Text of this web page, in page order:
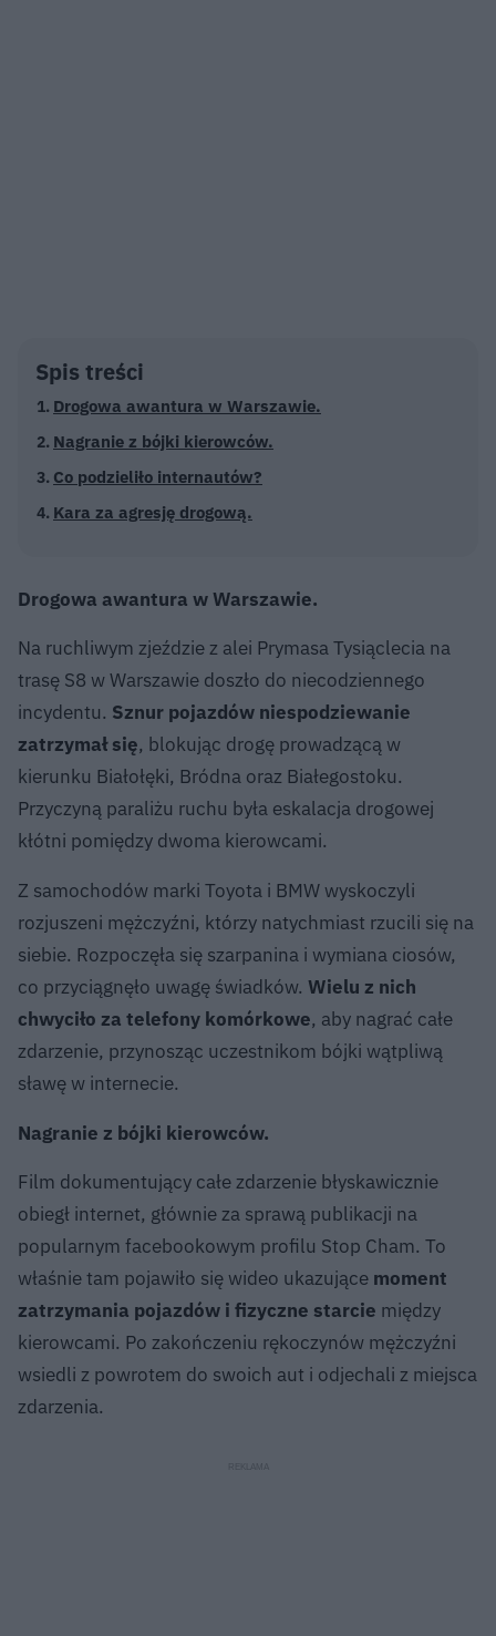
Spis treści
Drogowa awantura w Warszawie.
Nagranie z bójki kierowców.
Co podzieliło internautów?
Kara za agresję drogową.
Drogowa awantura w Warszawie.
Na ruchliwym zjeździe z alei Prymasa Tysiąclecia na
trasę S8 w Warszawie doszło do niecodziennego
incydentu. Sznur pojazdów niespodziewanie
zatrzymał się, blokując drogę prowadzącą w
kierunku Białołęki, Bródna oraz Białegostoku.
Przyczyną paraliżu ruchu była eskalacja drogowej
kłótni pomiędzy dwoma kierowcami.
Z samochodów marki Toyota i BMW wyskoczyli
rozjuszeni mężczyźni, którzy natychmiast rzucili się na
siebie. Rozpoczęła się szarpanina i wymiana ciosów,
co przyciągnęło uwagę świadków. Wielu z nich
chwyciło za telefony komórkowe, aby nagrać całe
zdarzenie, przynosząc uczestnikom bójki wątpliwą
sławę w internecie.
Nagranie z bójki kierowców.
Film dokumentujący całe zdarzenie błyskawicznie
obiegł internet, głównie za sprawą publikacji na
popularnym facebookowym profilu Stop Cham. To
właśnie tam pojawiło się wideo ukazujące moment
zatrzymania pojazdów i fizyczne starcie między
kierowcami. Po zakończeniu rękoczynów mężczyźni
wsiedli z powrotem do swoich aut i odjechali z miejsca
zdarzenia.